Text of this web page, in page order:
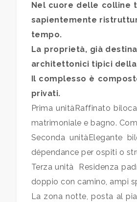
Nel cuore delle colline
sapientemente
tempo.
La proprietà, già
architettonici tipici
Il complesso è
privati.
Prima unitàRaffinato
matrimoniale e bagno.
Seconda unitàElegante
dépendance per ospiti o
Terza unità  Residenza
doppio con camino, ampi
La zona notte, posta al
Totale
minimi
Qualsiasi